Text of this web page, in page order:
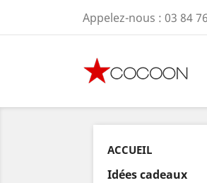
Appelez-nous : 03 84
ACCUEIL
Idées cadeaux